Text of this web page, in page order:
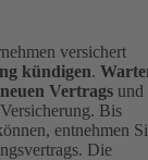
versichert
kündigen.
Vertrags und
Bis
entnehmen
Die